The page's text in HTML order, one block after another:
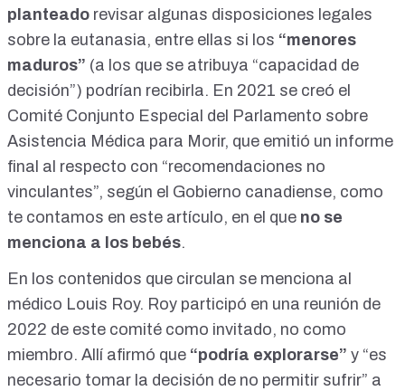
planteado revisar algunas disposiciones legales
sobre la eutanasia, entre ellas si los “menores
maduros” (a los que se atribuya “capacidad de
decisión”) podrían recibirla. En 2021 se creó el
Comité Conjunto Especial del Parlamento sobre
Asistencia Médica para Morir, que emitió un informe
final al respecto con “recomendaciones no
vinculantes”, según el Gobierno canadiense, como
te contamos en este artículo, en el que no se
menciona a los bebés.
En los contenidos que circulan se menciona al
médico Louis Roy. Roy participó en una reunión de
2022 de este comité como invitado, no como
miembro. Allí afirmó que “podría explorarse” y “es
necesario tomar la decisión de no permitir sufrir” a